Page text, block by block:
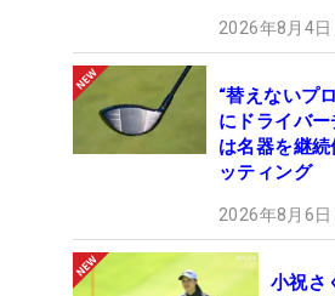
2026年8月4
“替えないプ
にドライバ
は名器を継
ッティング
2026年8月6
小祝さ